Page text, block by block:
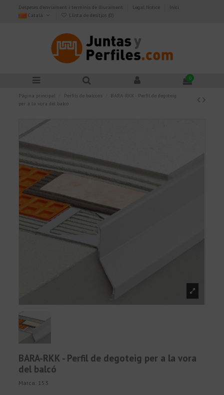
Despeses d'enviament i terminis de lliurament Legal Notice
Inici
Català
Llista de desitjos (0)
0
Pàgina principal Perfils de balcons
BARA-RKK - Perfil de degoteig
per a la vora del balcó
BARA-RKK - Perfil de degoteig per a la vora
del balcó
Marca: 153